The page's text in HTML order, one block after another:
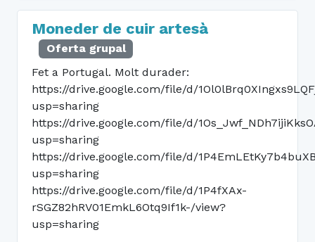
Moneder de cuir artesà
Oferta grupal
Fet a Portugal. Molt durader:
https://drive.google.com/file/d/
usp=sharing
https://drive.google.com/file/d/
usp=sharing
https://drive.google.com/file/d/
usp=sharing
https://drive.google.com/file/d/1P4fXAx-
rSGZ82hRV01EmkL6Otq9If1k-/view?
usp=sharing